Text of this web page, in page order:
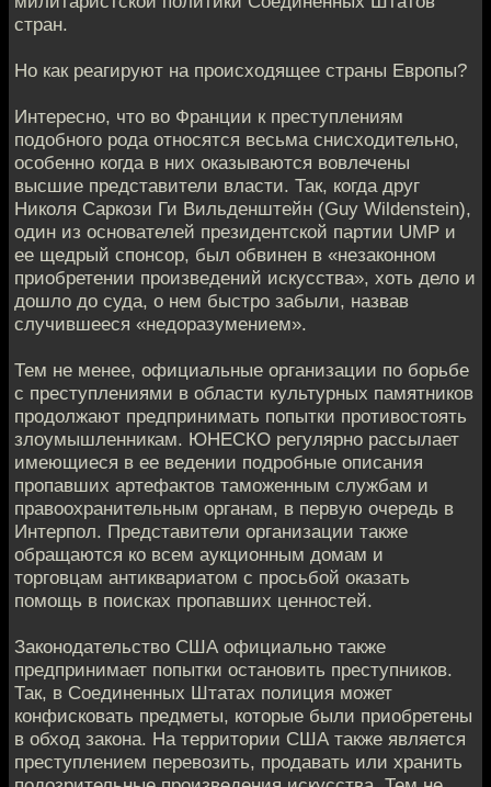
стран.
Но как реагируют на происходящее страны Европы?
Интересно, что во Франции к преступлениям
подобного рода относятся весьма снисходительно,
особенно когда в них оказываются вовлечены
высшие представители власти. Так, когда друг
Николя Саркози Ги Вильденштейн (Guy Wildenstein),
один из основателей президентской партии UMP и
ее щедрый спонсор, был обвинен в «незаконном
приобретении произведений искусства», хоть дело и
дошло до суда, о нем быстро забыли, назвав
случившееся «недоразумением».
Тем не менее, официальные организации по борьбе
с преступлениями в области культурных памятников
продолжают предпринимать попытки противостоять
злоумышленникам. ЮНЕСКО регулярно рассылает
имеющиеся в ее ведении подробные описания
пропавших артефактов таможенным службам и
правоохранительным органам, в первую очередь в
Интерпол. Представители организации также
обращаются ко всем аукционным домам и
торговцам антиквариатом с просьбой оказать
помощь в поисках пропавших ценностей.
Законодательство США официально также
предпринимает попытки остановить преступников.
Так, в Соединенных Штатах полиция может
конфисковать предметы, которые были приобретены
в обход закона. На территории США также является
преступлением перевозить, продавать или хранить